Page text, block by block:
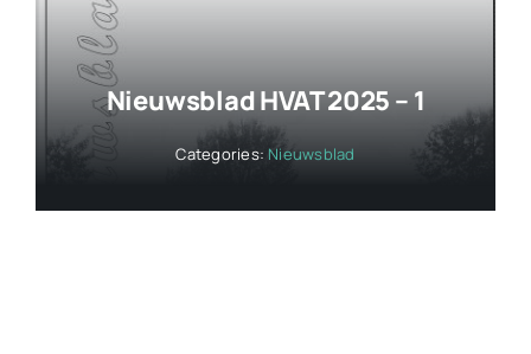
Nieuwsblad HVAT 2025 – 1
Categories:Nieuwsblad